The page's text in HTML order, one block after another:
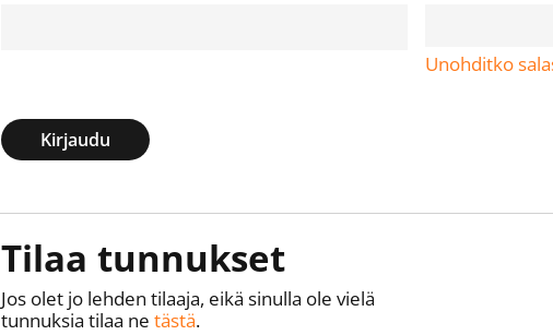
Unohditko
Kirjaudu
Tilaa tunnukset
Jos olet jo lehden tilaaja, eikä sinulla ole vielä
tunnuksia tilaa ne tästä.